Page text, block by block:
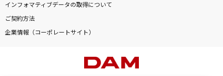
インフォマティブデータの取得について
ご契約方法
企業情報（コーポレートサイト）